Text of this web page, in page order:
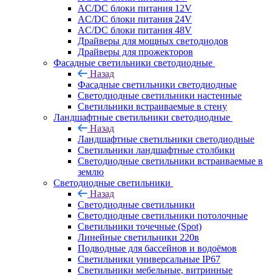
AC/DC блоки питания 12V
AC/DC блоки питания 24V
AC/DC блоки питания 48V
Драйверы для мощных светодиодов
Драйверы для прожекторов
Фасадные светильники светодиодные
Назад
Фасадные светильники светодиодные
Светодиодные светильники настенные
Светильники встраиваемые в стену
Ландшафтные светильники светодиодные
Назад
Ландшафтные светильники светодиодные
Светильники ландшафтные столбики
Светодиодные светильники встраиваемые в
землю
Светодиодные светильники
Назад
Светодиодные светильники
Светодиодные светильники потолочные
Светильники точечные (Spot)
Линейные светильники 220в
Подводные для бассейнов и водоёмов
Светильники универсальные IP67
Светильники мебельные, витринные